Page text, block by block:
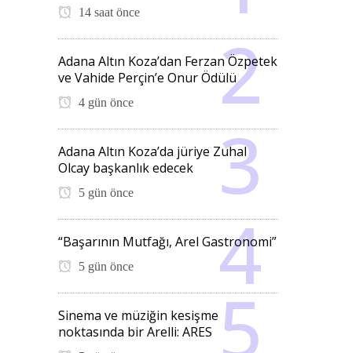
14 saat önce
Adana Altın Koza’dan Ferzan Özpetek
ve Vahide Perçin’e Onur Ödülü
4 gün önce
Adana Altın Koza’da jüriye Zuhal
Olcay başkanlık edecek
5 gün önce
“Başarının Mutfağı, Arel Gastronomi”
5 gün önce
Sinema ve müziğin kesişme
noktasında bir Arelli: ARES